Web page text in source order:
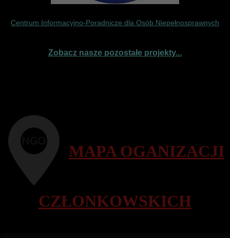
Centrum Informacyjno-Poradnicze dla Osób Niepełnosprawnych
Zobacz nasze pozostałe projekty...
MAPA OGANIZACJI
CZŁONKOWSKICH